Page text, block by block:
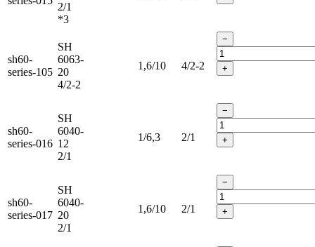
2/1
*3
sh60-
series-105
SH
6063-
20
4/2-2
1,6/10 4/2-2
−
+
sh60-
series-016
SH
6040-
12
2/1
1/6,3 2/1
−
+
sh60-
series-017
SH
6040-
20
2/1
1,6/10 2/1
−
+